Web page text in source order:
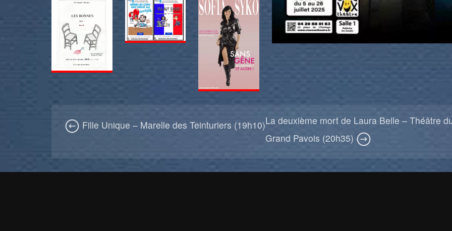
Fille Unique – Marelle des Teinturiers (19h10)La deuxième mort de Laura Belle – Théâtre
Grand Pavois (20h35)